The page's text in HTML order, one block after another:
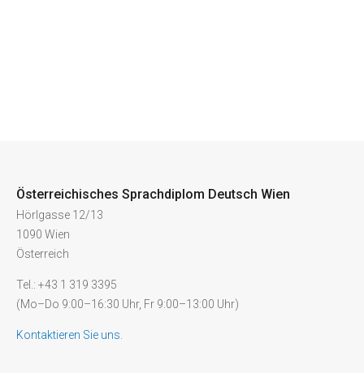
Österreichisches Sprachdiplom Deutsch Wien
Hörlgasse 12/13
1090 Wien
Österreich
Tel.: +43 1 319 3395
(Mo–Do 9:00–16:30 Uhr, Fr 9:00–13:00 Uhr)
Kontaktieren Sie uns.